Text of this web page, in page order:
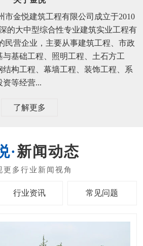
建筑工程有限公司成立于2010
的大中型综合性专业建筑实业工程有
民营企业，主要从事建筑工程、市政
基础工程、照明工程、土石方工
构工程、幕墙工程、装饰工程、系
资等经营...
了解更多
新闻动态
行业资讯 常见问题